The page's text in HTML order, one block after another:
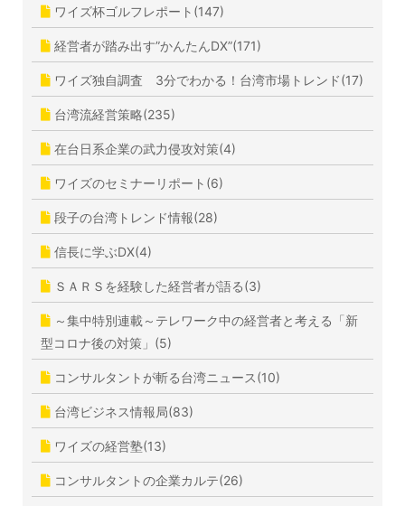
ワイズ杯ゴルフレポート(147)
経営者が踏み出す”かんたんDX”(171)
ワイズ独自調査 3分でわかる！台湾市場トレンド(17)
台湾流経営策略(235)
在台日系企業の武力侵攻対策(4)
ワイズのセミナーリポート(6)
段子の台湾トレンド情報(28)
信長に学ぶDX(4)
ＳＡＲＳを経験した経営者が語る(3)
～集中特別連載～テレワーク中の経営者と考える「新
型コロナ後の対策」(5)
コンサルタントが斬る台湾ニュース(10)
台湾ビジネス情報局(83)
ワイズの経営塾(13)
コンサルタントの企業カルテ(26)